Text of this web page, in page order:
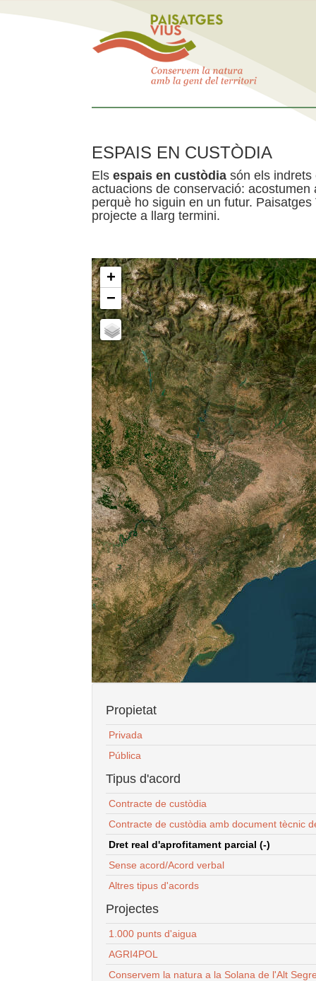
ESPAIS EN CUSTÒDIA
Els espais en custòdia són els indrets
actuacions de conservació:
perquè ho siguin en un futur.
projecte a llarg termini.
+
−
Propietat
Privada
Pública
Tipus d'acord
Contracte de custòdia
Contracte de custòdia amb document tècnic
Dret real d'aprofitament parcial (-)
Sense acord/Acord verbal
Altres tipus d'acords
Projectes
1.000 punts d'aigua
AGRI4POL
Conservem la natura a la Solana de l'Alt